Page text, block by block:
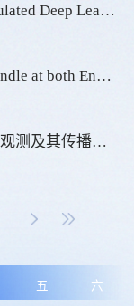
【创源大讲堂】Hidden Markov Modulated Deep Learning Model for Retail Forecasting with Interpretation
【创源大讲堂】You can't Burn the Candle at both Ends: Childbearing Responsibilities and Audit Quality
【创源大讲堂】太阳莫尔顿波的最新观测及其传播模型的数值模拟研究
五 六